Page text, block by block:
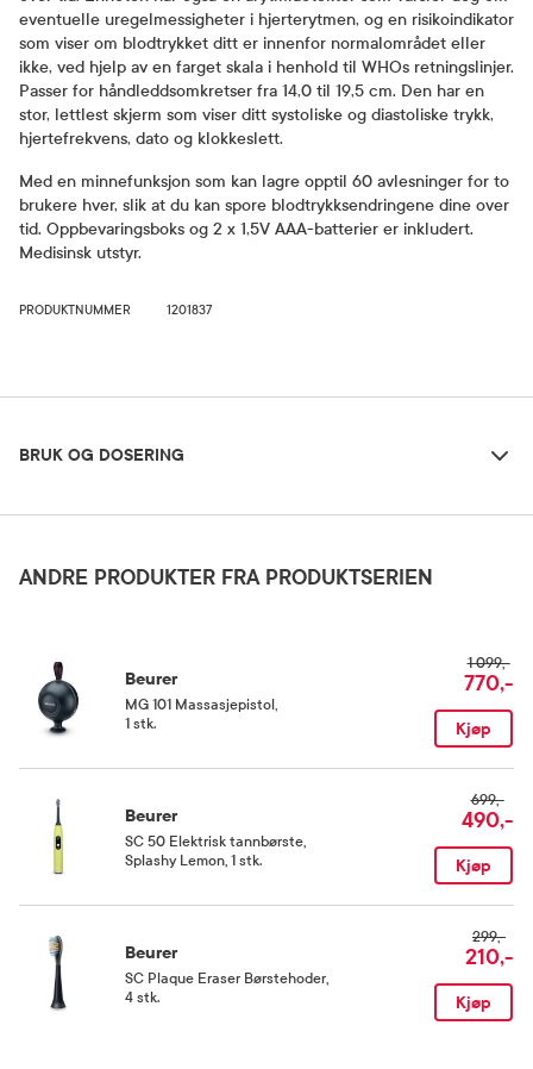
eventuelle uregelmessigheter i hjerterytmen, og en risikoindikator
som viser om blodtrykket ditt er innenfor normalområdet eller
ikke, ved hjelp av en farget skala i henhold til WHOs retningslinjer.
Passer for håndleddsomkretser fra 14,0 til 19,5 cm. Den har en
stor, lettlest skjerm som viser ditt systoliske og diastoliske trykk,
hjertefrekvens, dato og klokkeslett.
Med en minnefunksjon som kan lagre opptil 60 avlesninger for to
brukere hver, slik at du kan spore blodtrykksendringene dine over
tid. Oppbevaringsboks og 2 x 1,5V AAA-batterier er inkludert.
Medisinsk utstyr.
PRODUKTNUMMER 1201837
BRUK OG DOSERING
Følg instruksjonene i bruksanvisningen.
Oppbevaringsbetingelser
Rom (15-25 grader)
Kategori
Medisinsk utstyr
ANDRE PRODUKTER FRA PRODUKTSERIEN
Beurer
MG 101 Massasjepistol
1 stk.
1 099,-
770,-
Kjøp
Beurer
SC 50 Elektrisk tannbørste
Splashy Lemon, 1 stk.
699,-
490,-
Kjøp
Beurer
SC Plaque Eraser Børstehoder
4 stk.
299,-
210,-
Kjøp